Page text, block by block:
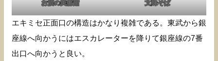
お酒の美術館 文殊そば
エキミセ正面口の構造はかなり複雑である。東武から銀
座線へ向かうにはエスカレーターを降りて銀座線の7番
出口へ向かうと良い。